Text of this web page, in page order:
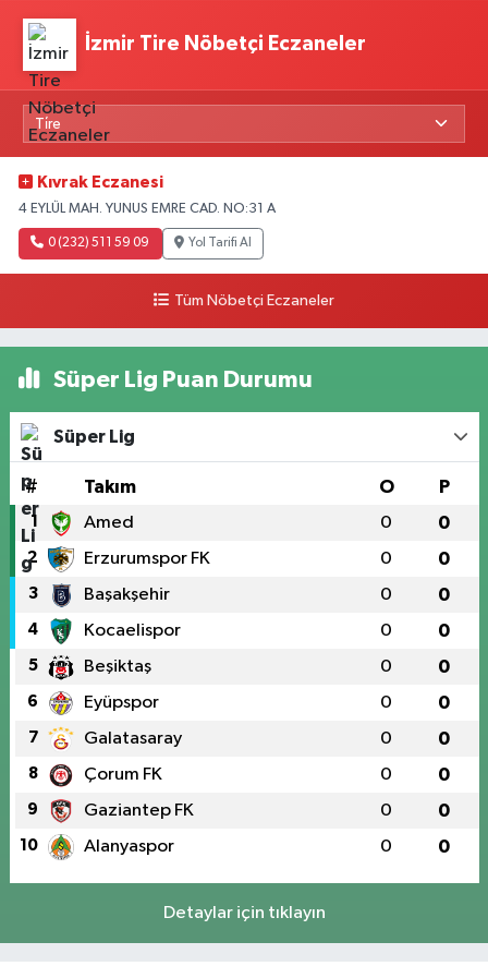
İzmir Tire Nöbetçi Eczaneler
Kıvrak Eczanesi
4 EYLÜL MAH. YUNUS EMRE CAD. NO:31 A
0 (232) 511 59 09 Yol Tarifi Al
Tüm Nöbetçi Eczaneler
Süper Lig Puan Durumu
Süper Lig
# Takım O P
1 Amed 0 0
2 Erzurumspor FK 0 0
3 Başakşehir 0 0
4 Kocaelispor 0 0
5 Beşiktaş 0 0
6 Eyüpspor 0 0
7 Galatasaray 0 0
8 Çorum FK 0 0
9 Gaziantep FK 0 0
10 Alanyaspor 0 0
Detaylar için tıklayın